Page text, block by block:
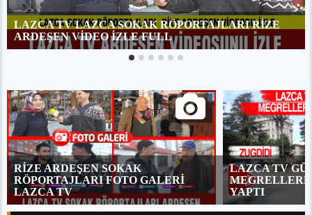
LAZCA TV LAZCA SOKAK RÖPORTAJLARI RİZE
ARDEŞEN VİDEO İZLE FULL
RİZE ARDEŞEN SOKAK
RÖPORTAJLARI FOTO GALERİ
LAZCA TV
LAZCA TV
YAPTI